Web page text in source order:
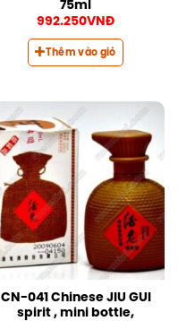
75ml
992.250VNĐ
Thêm vào giỏ
CN-041 Chinese JIU GUI
spirit , mini bottle,